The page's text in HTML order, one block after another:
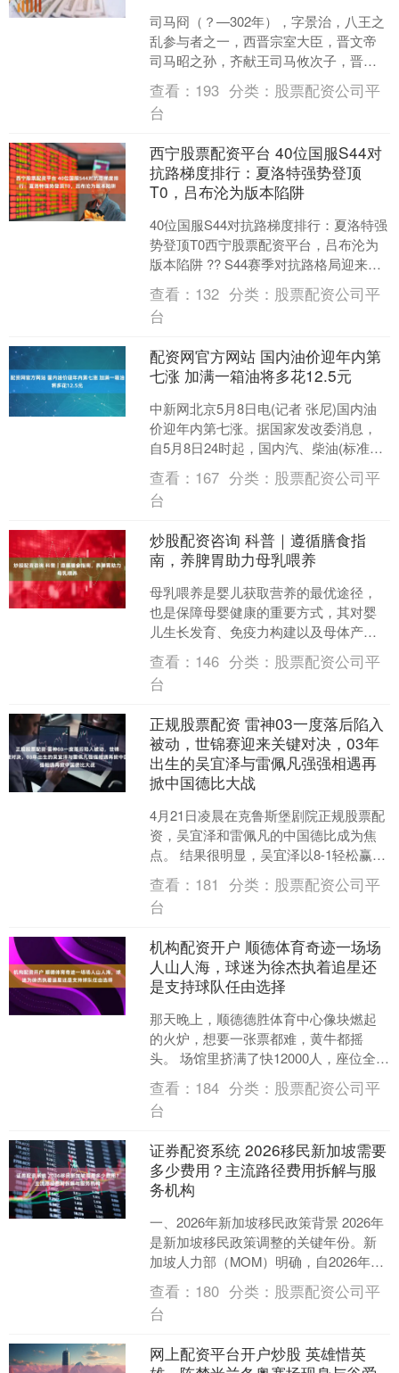
司马冏（？—302年），字景治，八王之
乱参与者之一，西晋宗室大臣，晋文帝
司马昭之孙，齐献王司马攸次子，晋武
帝司马炎之侄。和祖父司马昭一样最安
全的杠杆炒股平台官网....
查看： 193 分类： 股票配资公司平
台
西宁股票配资平台 40位国服S44对
抗路梯度排行：夏洛特强势登顶
T0，吕布沦为版本陷阱
40位国服S44对抗路梯度排行：夏洛特强
势登顶T0西宁股票配资平台，吕布沦为
版本陷阱 ?? S44赛季对抗路格局迎来剧
变，数据全面洗牌。本篇文章基于全分
段、巅峰....
查看： 132 分类： 股票配资公司平
台
配资网官方网站 国内油价迎年内第
七涨 加满一箱油将多花12.5元
中新网北京5月8日电(记者 张尼)国内油
价迎年内第七涨。据国家发改委消息，
自5月8日24时起，国内汽、柴油(标准品)
价格每吨分别上调320元、310元。 截图
自....
查看： 167 分类： 股票配资公司平
台
炒股配资咨询 科普｜遵循膳食指
南，养脾胃助力母乳喂养
母乳喂养是婴儿获取营养的最优途径，
也是保障母婴健康的重要方式，其对婴
儿生长发育、免疫力构建以及母体产后
康复均具有不可替代的作用。 哺乳期女
性的膳食结构是乳汁合成....
查看： 146 分类： 股票配资公司平
台
正规股票配资 雷神03一度落后陷入
被动，世锦赛迎来关键对决，03年
出生的吴宜泽与雷佩凡强强相遇再
掀中国德比大战
4月21日凌晨在克鲁斯堡剧院正规股票配
资，吴宜泽和雷佩凡的中国德比成为焦
点。 结果很明显，吴宜泽以8-1轻松赢得
第一阶段，让雷佩凡从开局0-3落后，手
感差，失误....
查看： 181 分类： 股票配资公司平
台
机构配资开户 顺德体育奇迹一场场
人山人海，球迷为徐杰执着追星还
是支持球队任由选择
那天晚上，顺德德胜体育中心像块燃起
的火炉，想要一张票都难，黄牛都摇
头。 场馆里挤满了快12000人，座位全都
坐满了，过道里站满了人，就连场外也
有人死死盯着退票，....
查看： 184 分类： 股票配资公司平
台
证券配资系统 2026移民新加坡需要
多少费用？主流路径费用拆解与服
务机构
一、2026年新加坡移民政策背景 2026年
是新加坡移民政策调整的关键年份。新
加坡人力部（MOM）明确，自2026年1
月起，就业准证（EP）起征薪资门槛进
一步上....
查看： 180 分类： 股票配资公司平
台
网上配资平台开户炒股 英雄惜英